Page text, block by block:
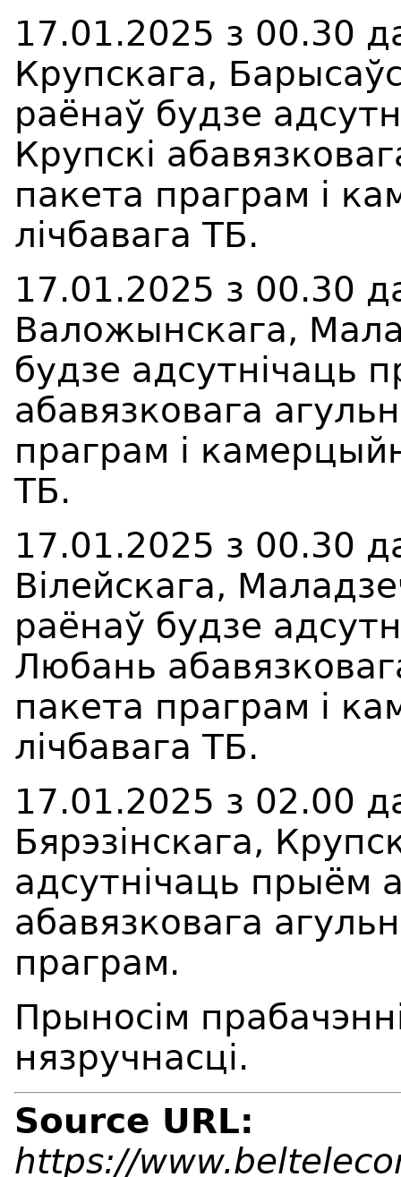
17.01.2025 з 00.30
Крупскага,
раёнаў будзе
Крупскі
пакета праграм і
лічбавага ТБ.
17.01.2025 з 00.30
Валожынскага,
будзе
абавязковага
праграм і
ТБ.
17.01.2025 з 00.30
Вілейскага,
раёнаў будзе
Любань
пакета праграм і
лічбавага ТБ.
17.01.2025 з 02.00
Бярэзінскага,
адсутнічаць прыём
абавязковага
праграм.
Прыносім
нязручнасці.
Source URL:
https://